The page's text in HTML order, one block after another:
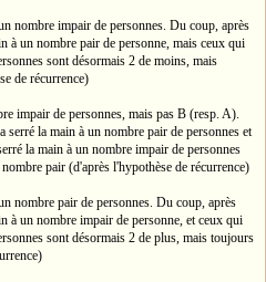
nombre impair de personnes. Du coup, après
à un nombre pair de personne, mais ceux qui
sont désormais 2 de moins, mais
de récurrence)
impair de personnes, mais pas B (resp. A).
serré la main à un nombre pair de personnes et
la main à un nombre impair de personnes
pair (d'après l'hypothèse de récurrence)
nombre pair de personnes. Du coup, après
à un nombre impair de personne, et ceux qui
sont désormais 2 de plus, mais toujours